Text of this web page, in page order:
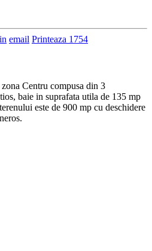
email Printeaza 1754
Centru compusa din 3
baie in suprafata utila de 135 mp
este de 900 mp cu deschidere